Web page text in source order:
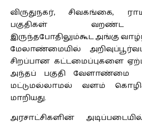
விருதுநகர், சிவகங்கை,
பகுதிகள் வறண்ட
இருந்தபோதிலும்கூட அங்கு
மேலாண்மையில்
சிறப்பான கட்டமைப்புகளை
அந்தப் பகுதி வேளாண்மை
மட்டுமல்லாமல் வளம்
மாறியது.
அரசாட்சிகளின்